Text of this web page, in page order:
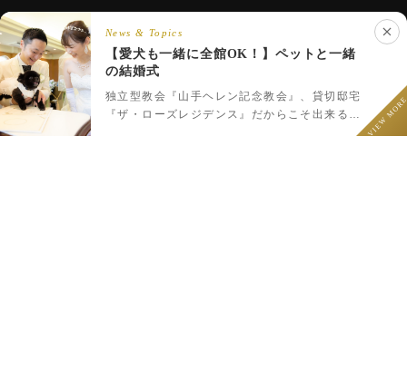
Copyright © 2020 ROSE HOTELS INTERNATIONAL Co., Ltd. All
フェア予約 プラン一覧 LINEで相談
News & Topics
【愛犬も一緒に全館OK！】ペットと一緒
の結婚式
独立型教会『山手ヘレン記念教会』、貸切邸宅
『ザ・ローズレジデンス』だからこそ出来るペ VIEW